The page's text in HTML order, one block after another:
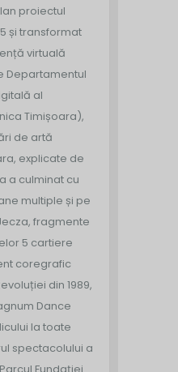
proiectul
și transformat
virtuală
Departamentul
al
Timișoara),
de artă
explicate de
a culminat cu
multiple și pe
fragmente
5 cartiere
coregrafic
din 1989,
Dance
la toate
spectacolului a
Fundației